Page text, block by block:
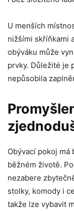
U menších
nižšími skříňkami
obýváku může
prvky. Důležité je
nepůsobila
Obývací pokoj
běžném životě.
nezabere
stolky, komody i
takže lze vybavit